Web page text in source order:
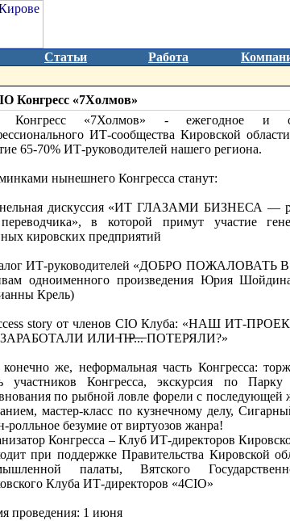
Статьи Работа
Конгресс «7Холмов»
Конгресс «7Холмов» - ежегодное и
ИТ-сообщества Кировской
65-70% ИТ-руководителей нашего региона.
нынешнего Конгресса станут:
дискуссия «ИТ ГЛАЗАМИ БИЗНЕСА —
в которой примут участие
кировских предприятий
ИТ-руководителей «ДОБРО ПОЖАЛОВАТЬ
одноименного произведения Юрия
Крель)
story от членов CIO Клуба: «НАШ ИТ-
ИЛИ ̶П̶Р̶.̶.̶.̶ ПОТЕРЯЛИ?»
же, неформальная часть Конгресса:
участников Конгресса, экскурсия по
по рыбной ловле форели с
мастер-класс по кузнечному делу,
ролльное безумие от виртуозов жанра!
Конгресса – Клуб ИТ-директоров
при поддержке Правительства Кировской
палаты, Вятского
Клуба ИТ-директоров «4CIO»
проведения: 1 июня